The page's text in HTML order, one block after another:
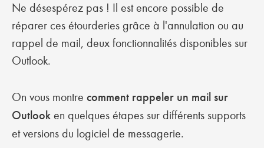
Ne désespérez pas ! Il est encore possible de
réparer ces étourderies grâce à l'annulation ou au
rappel de mail, deux fonctionnalités disponibles sur
Outlook.
On vous montre comment rappeler un mail sur
Outlook en quelques étapes sur différents supports
et versions du logiciel de messagerie.